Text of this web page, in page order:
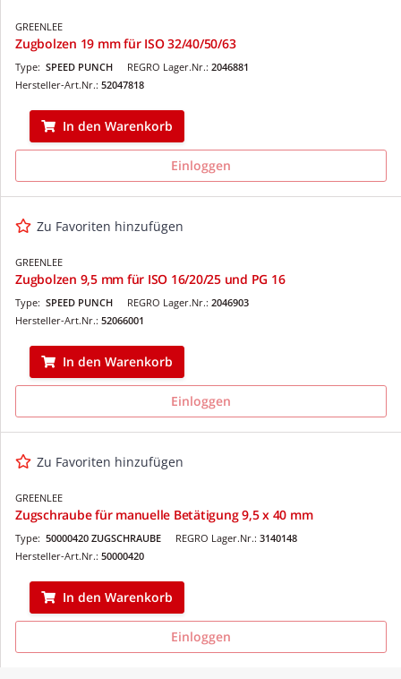
GREENLEE
Zugbolzen 19 mm für ISO 32/40/50/63
REGRO Lager.Nr.: 2046881
Type: SPEED PUNCH
Hersteller-Art.Nr.: 52047818
In den Warenkorb
Einloggen
Zu Favoriten hinzufügen
GREENLEE
Zugbolzen 9,5 mm für ISO 16/20/25 und PG 16
REGRO Lager.Nr.: 2046903
Type: SPEED PUNCH
Hersteller-Art.Nr.: 52066001
In den Warenkorb
Einloggen
Zu Favoriten hinzufügen
GREENLEE
Zugschraube für manuelle Betätigung 9,5 x 40 mm
REGRO Lager.Nr.: 3140148
Type: 50000420 ZUGSCHRAUBE
Hersteller-Art.Nr.: 50000420
In den Warenkorb
Einloggen